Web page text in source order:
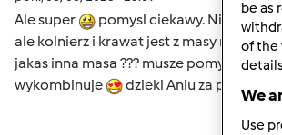
Ale super
pomysl ciekawy. Nie wiem
ale kolnierz i krawat jest z masy
jakas inna masa ??? musze pomyslec
wykombinuje
dzieki Aniu za pomysl.
be as
of the
We
Use